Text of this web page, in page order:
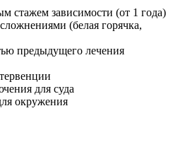
стажем зависимости (от 1 года)
(белая горячка,
предыдущего лечения
для суда
окружения